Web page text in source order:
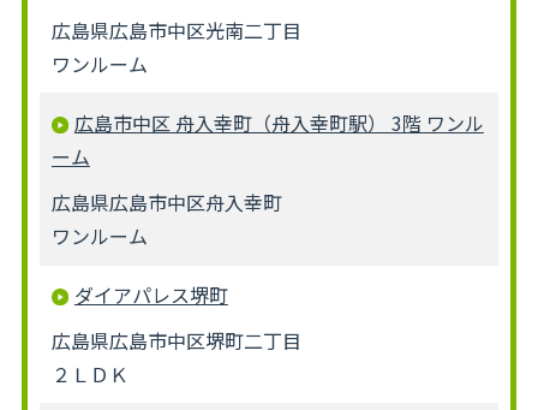
広島県広島市中区光南二丁目
ワンルーム
広島市中区 舟入幸町（舟入幸町駅） 3階 ワンル
ーム
広島県広島市中区舟入幸町
ワンルーム
ダイアパレス堺町
広島県広島市中区堺町二丁目
２ＬＤＫ